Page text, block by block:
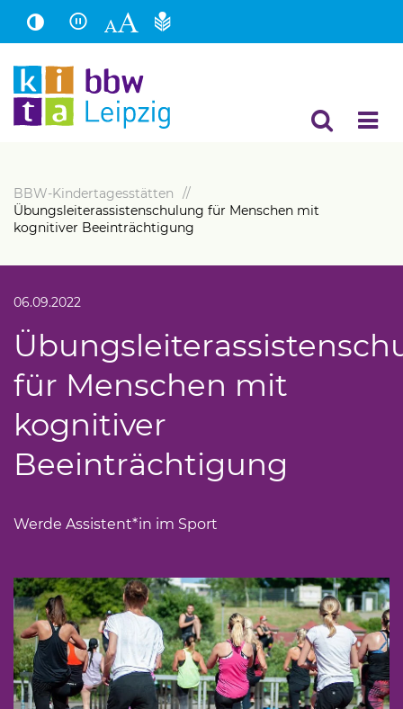
BBW-Kindertagesstätten
Übungsleiterassistenschulung für Menschen mit
kognitiver Beeinträchtigung
06.09.2022
für Menschen mit
kognitiver
Beeinträchtigung
Werde Assistent*in im Sport